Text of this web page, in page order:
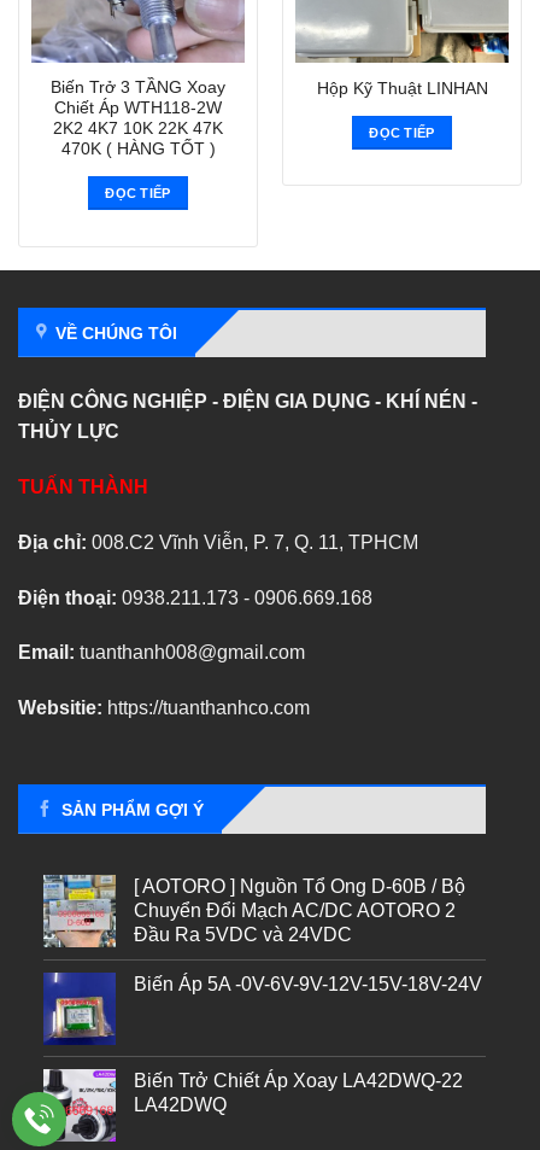
Biến Trở 3 TẦNG Xoay
Chiết Áp WTH118-2W
2K2 4K7 10K 22K 47K
470K ( HÀNG TỐT )
ĐỌC TIẾP
Hộp Kỹ Thuật LINHAN
ĐỌC TIẾP
VỀ CHÚNG TÔI
ĐIỆN CÔNG NGHIỆP - ĐIỆN GIA DỤNG - KHÍ NÉN -
THỦY LỰC
TUẤN THÀNH
Địa chỉ: 008.C2 Vĩnh Viễn, P. 7, Q. 11, TPHCM
Điện thoại: 0938.211.173 - 0906.669.168
Email: tuanthanh008@gmail.com
Websitie: https://tuanthanhco.com
SẢN PHẨM GỢI Ý
[ AOTORO ] Nguồn Tổ Ong D-60B / Bộ
Chuyển Đổi Mạch AC/DC AOTORO 2
Đầu Ra 5VDC và 24VDC
Biến Áp 5A -0V-6V-9V-12V-15V-18V-24V
Biến Trở Chiết Áp Xoay LA42DWQ-22
LA42DWQ